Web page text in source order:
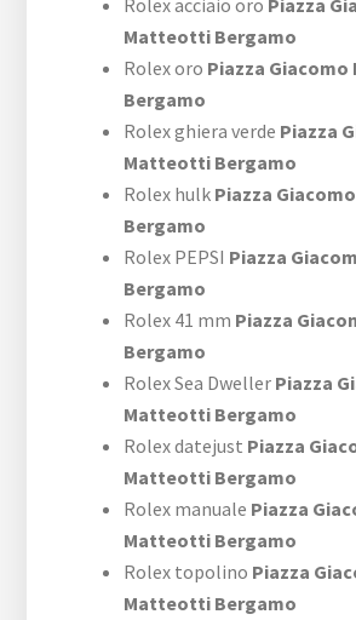
Matteotti Bergamo
Rolex oro Piazza
Bergamo
Rolex ghiera verde Piazza
Matteotti Bergamo
Rolex hulk Piazza
Bergamo
Rolex PEPSI Piazza
Bergamo
Rolex 41 mm Piazza
Bergamo
Rolex Sea Dweller Piazza
Matteotti Bergamo
Rolex datejust Piazza
Matteotti Bergamo
Rolex manuale Piazza
Matteotti Bergamo
Rolex topolino Piazza
Matteotti Bergamo